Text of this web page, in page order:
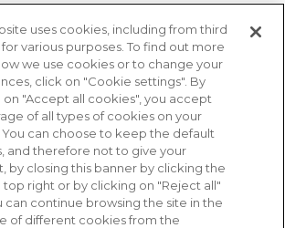
S.p.A.
Fuorigrotta
uses cookies, including from third
various purposes. To find out more
we use cookies or to change your
click on "Cookie settings". By
on "Accept all cookies", you accept
of all types of cookies on your
can choose to keep the default
and therefore not to give your
by closing this banner by clicking the
top right or by clicking on "Reject all"
can continue browsing the site in the
of different cookies from the